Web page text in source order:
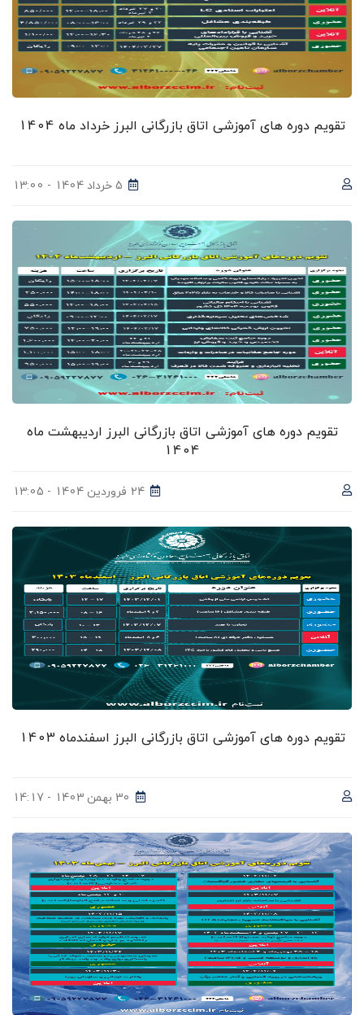
تقویم دوره های آموزشی اتاق بازرگانی البرز خرداد ماه 1404
5 خرداد 1404 - 13:00
تقویم دوره های آموزشی اتاق بازرگانی البرز اردیبهشت ماه
1404
24 فروردین 1404 - 13:05
تقویم دوره های آموزشی اتاق بازرگانی البرز اسفندماه 1403
30 بهمن 1403 - 14:17